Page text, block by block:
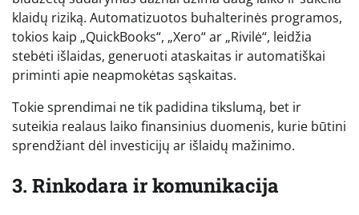
klaidų riziką. Automatizuotos buhalterinės programos,
tokios kaip „QuickBooks“, „Xero“ ar „Rivilė“, leidžia
stebėti išlaidas, generuoti ataskaitas ir automatiškai
priminti apie neapmokėtas sąskaitas.
Tokie sprendimai ne tik padidina tikslumą, bet ir
suteikia realaus laiko finansinius duomenis, kurie būtini
sprendžiant dėl investicijų ar išlaidų mažinimo.
3. Rinkodara ir komunikacija